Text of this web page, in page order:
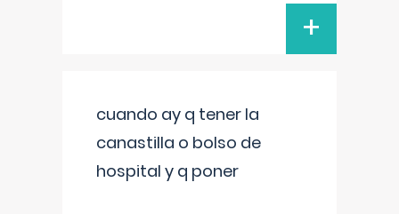
+
cuando ay q tener la
canastilla o bolso de
hospital y q poner